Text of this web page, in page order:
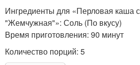
Ингредиенты для «Перловая каша
"Жемчужная"»: Соль (По вкусу)
Время приготовления: 90 минут
Количество порций: 5